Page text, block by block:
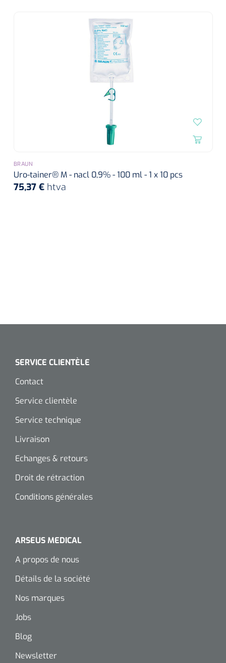
BRAUN
Uro-tainer® M - nacl 0,9% - 100 ml - 1 x 10 pcs
75,37 € htva
SERVICE CLIENTÈLE
Contact
Service clientèle
Service technique
Livraison
Echanges & retours
Droit de rétraction
Conditions générales
ARSEUS MEDICAL
A propos de nous
Détails de la société
Nos marques
Jobs
Blog
Newsletter